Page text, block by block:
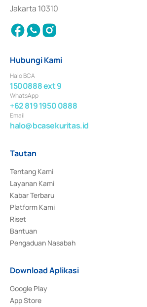
Jakarta 10310
Hubungi Kami
Halo BCA
1500888 ext 9
WhatsApp
+62 819 1950 0888
Email
halo@bcasekuritas.id
Tautan
Tentang Kami
Layanan Kami
Kabar Terbaru
Platform Kami
Riset
Bantuan
Pengaduan Nasabah
Download Aplikasi
Google Play
App Store